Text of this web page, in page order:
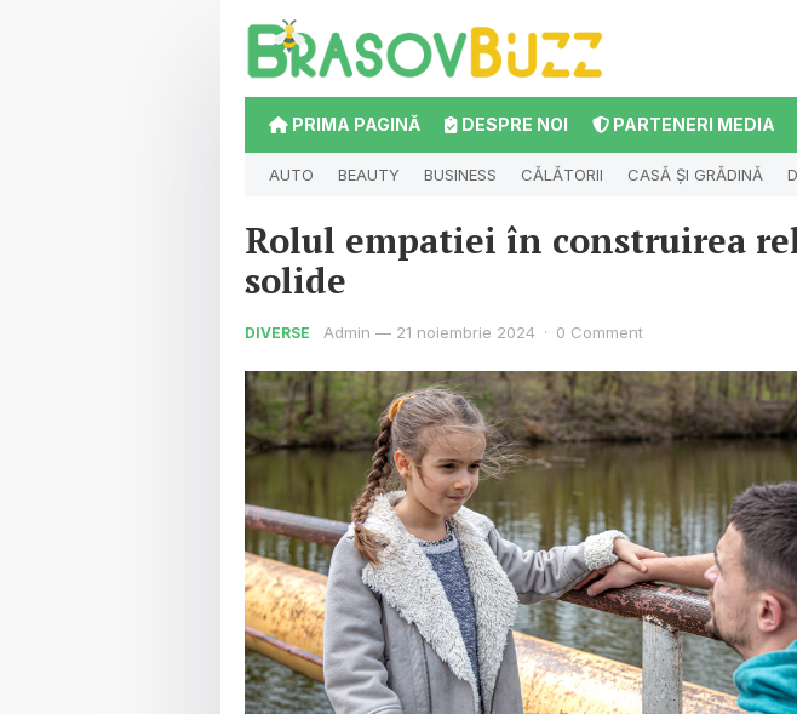
PRIMA PAGINĂ DESPRE NOI PARTENERI MEDIA
AUTO BEAUTY BUSINESS CĂLĂTORII CASĂ ȘI GRĂDINĂ
Rolul empatiei în construirea
solide
DIVERSE Admin — 21 noiembrie 2024 · 0 Comment